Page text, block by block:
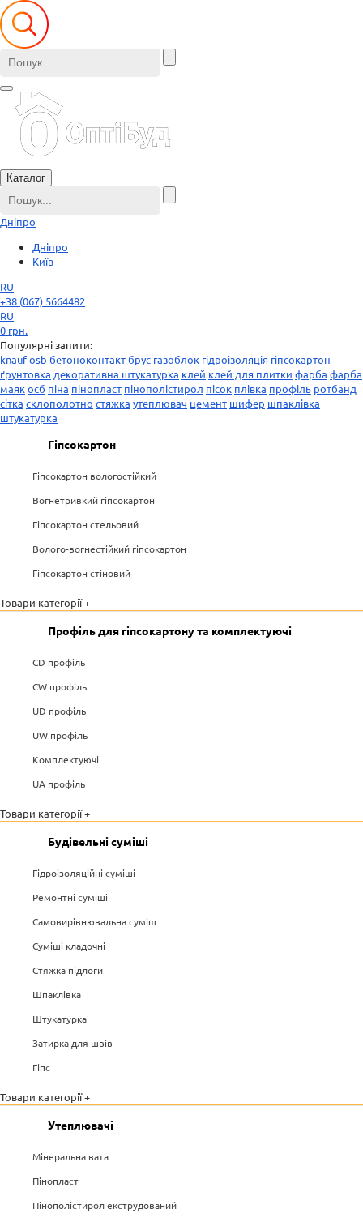
Каталог
Дніпро
Дніпро
Київ
RU
+38 (067) 5664482
RU
0 грн.
Популярні запити:
knaufosb бетоноконтактбрус газоблок гідроізоляція гіпсокартон
ґрунтовка декоративна штукатурка клей клей для плитки фарба фарба
маякосб піна пінопласт пінополістирол пісок плівка профіль ротбанд
сітка склополотно стяжка утеплювач цемент шифер шпаклівка
штукатурка
Гіпсокартон
Гіпсокартон вологостійкий
Вогнетривкий гіпсокартон
Гіпсокартон стельовий
Волого-вогнестійкий гіпсокартон
Гіпсокартон стіновий
Товари категорії +
Профіль для гіпсокартону та комплектуючі
CD профіль
CW профіль
UD профіль
UW профіль
Комплектуючі
UA профіль
Товари категорії +
Будівельні суміші
Гідроізоляційні суміші
Ремонтні суміші
Самовирівнювальна суміш
Суміші кладочні
Стяжка підлоги
Шпаклівка
Штукатурка
Затирка для швів
Гіпс
Товари категорії +
Утеплювачі
Мінеральна вата
Пінопласт
Пінополістирол екструдований